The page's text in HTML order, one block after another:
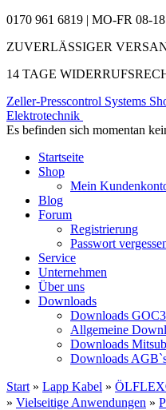
0170 961 6819 | MO-FR 08-
ZUVERLÄSSIGER
14 TAGE
Zeller-Presscontrol Systems
Elektrotechnik
Es befinden sich momentan
Startseite
Shop
Mein
Blog
Forum
Registrierung
Passwort
Service
Unternehmen
Über uns
Downloads
Downloads
Allgemeine
Downloads
Downloads
Start » Lapp Kabel »
» Vielseitige Anwendungen »